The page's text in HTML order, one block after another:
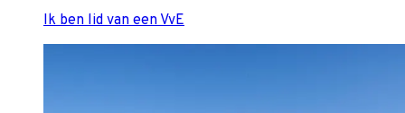
Ik ben lid van een VvE